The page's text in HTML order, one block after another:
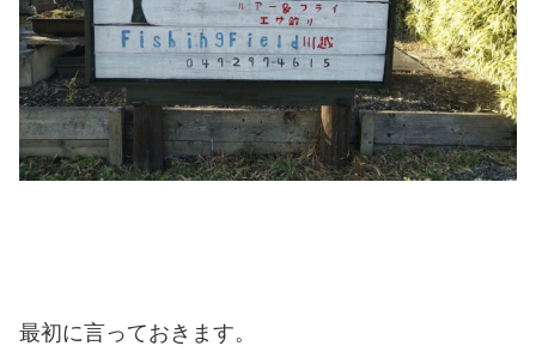
最初に言っておきます。